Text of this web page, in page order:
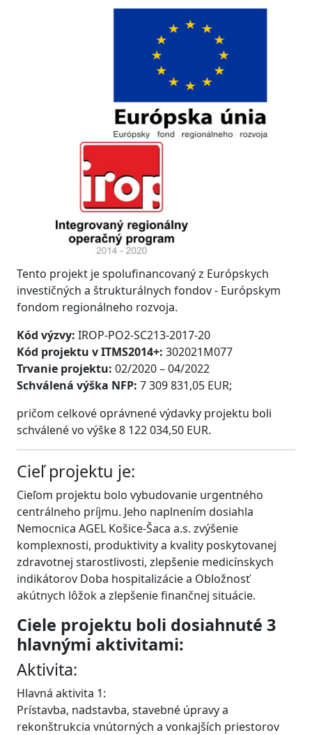
Tento projekt je spolufinancovaný z Európskych
investičných a štrukturálnych fondov - Európskym
fondom regionálneho rozvoja.
Kód výzvy: IROP-PO2-SC213-2017-20
Kód projektu v ITMS2014+: 302021M077
Trvanie projektu: 02/2020 – 04/2022
Schválená výška NFP: 7 309 831,05 EUR;
pričom celkové oprávnené výdavky projektu boli
schválené vo výške 8 122 034,50 EUR.
Cieľ projektu je:
Cieľom projektu bolo vybudovanie urgentného
centrálneho príjmu. Jeho naplnením dosiahla
Nemocnica AGEL Košice-Šaca a.s. zvýšenie
komplexnosti, produktivity a kvality poskytovanej
zdravotnej starostlivosti, zlepšenie medicínskych
indikátorov Doba hospitalizácie a Obložnosť
akútnych lôžok a zlepšenie finančnej situácie.
Ciele projektu boli dosiahnuté 3
hlavnými aktivitami:
Aktivita:
Hlavná aktivita 1:
Prístavba, nadstavba, stavebné úpravy a
rekonštrukcia vnútorných a vonkajších priestorov